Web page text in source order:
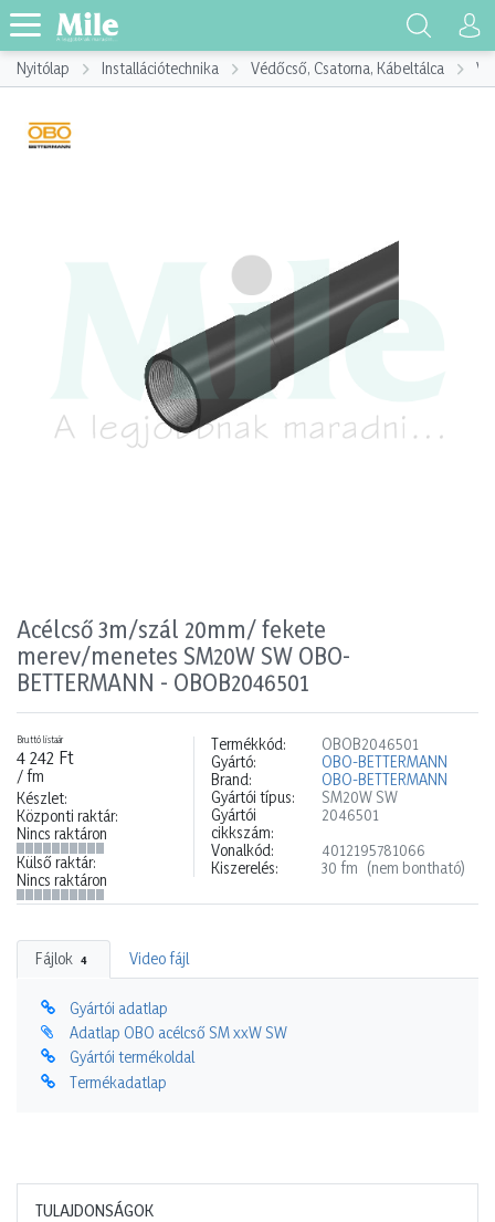
Nyitólap Installációtechnika Védőcső, Csatorna, Kábeltálca
Acélcső 3m/szál 20mm/ fekete
merev/menetes SM20W SW OBO-
BETTERMANN - OBOB2046501
Bruttó listaár
4 242 Ft
/ fm
Készlet:
Központi raktár:
Nincs raktáron
Külső raktár:
Nincs raktáron
Termékkód:
OBOB2046501
Gyártó:
OBO-BETTERMANN
Brand:
OBO-BETTERMANN
Gyártói típus:
SM20W SW
Gyártói
cikkszám:
2046501
Vonalkód:
4012195781066
Kiszerelés:
30 fm (nem bontható)
Fájlok 4 Video fájl
Gyártói adatlap
Adatlap OBO acélcső SM xxW SW
Gyártói termékoldal
Termékadatlap
TULAJDONSÁGOK